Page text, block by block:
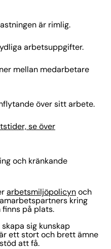
är rimlig.
arbetsuppgifter.
mellan medarbetare
över sitt arbete.
se över
och kränkande
arbetsmiljöpolicyn och
kring
finns på plats.
sig kunskap
ett stort och brett ämne
att få.